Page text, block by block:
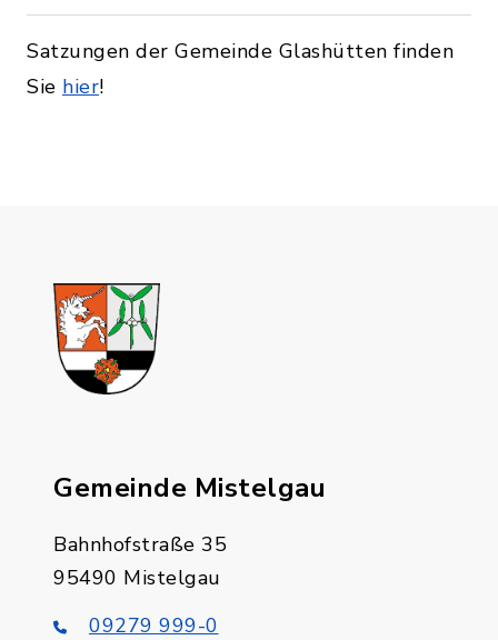
Satzungen der Gemeinde Glashütten finden
Sie hier!
Gemeinde Mistelgau
Bahnhofstraße 35
95490 Mistelgau
09279 999-0